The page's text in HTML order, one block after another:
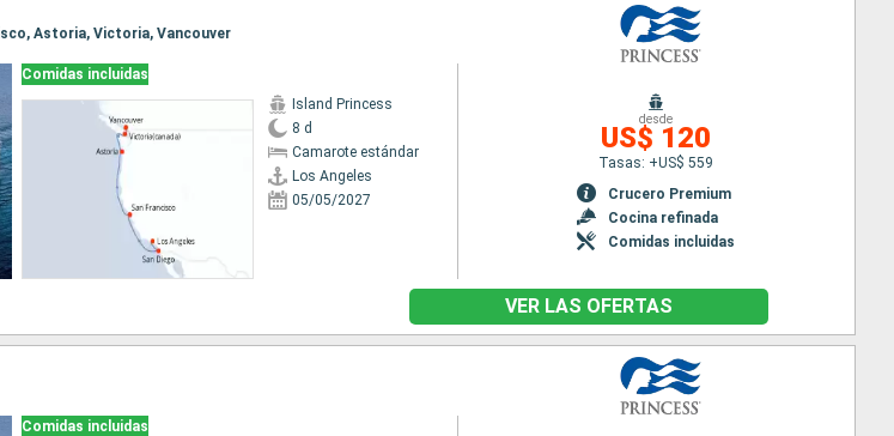
Astoria, Victoria, Vancouver
Comidas incluidas
Island Princess
8 d
Camarote estándar
Los Angeles
05/05/2027
desde
US$ 120
Tasas: +US$ 559
Crucero Premium
Cocina refinada
Comidas incluidas
VER LAS OFERTAS
Comidas incluidas